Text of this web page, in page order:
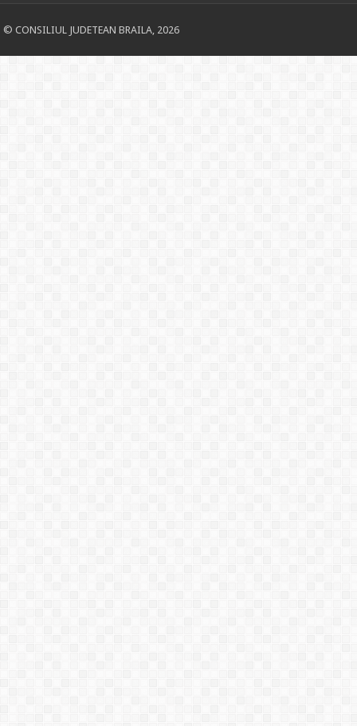
© CONSILIUL JUDETEAN BRAILA, 2026